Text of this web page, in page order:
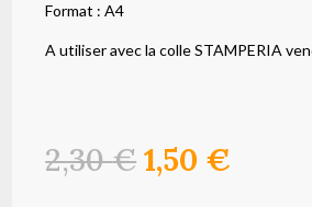
Format : A4
A utiliser avec la colle STAMPERIA
2,30€Le
prix
1,50 €